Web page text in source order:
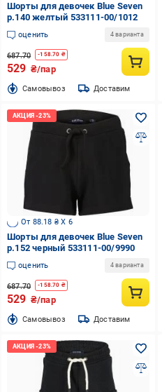
Шорты для девочек Blue Seven
р.140 желтый 533111-00/1012
оценить 4 варианта
687.70 -158.70 ₴
529 ₴/пар
Cамовывоз Доставим
От 88.18 ₴ X 6
Шорты для девочек Blue Seven
р.152 черный 533111-00/9990
оценить 4 варианта
687.70 -158.70 ₴
529 ₴/пар
Cамовывоз Доставим